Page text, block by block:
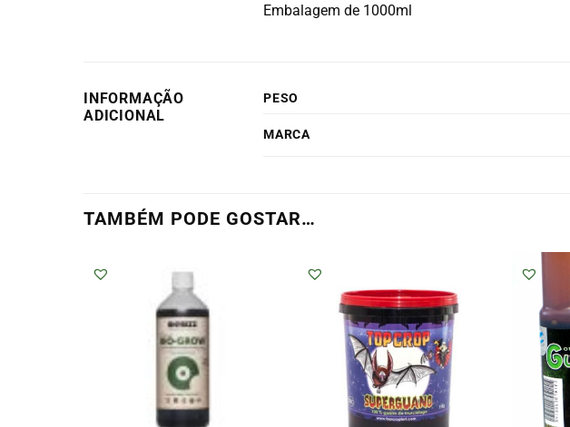
Embalagem de 1000ml
INFORMAÇÃO
ADICIONAL
PESO
MARCA
TAMBÉM PODE GOSTAR…